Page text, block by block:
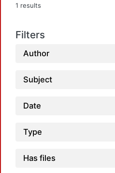
1 results
Filters
Author
Subject
Date
Type
Has files